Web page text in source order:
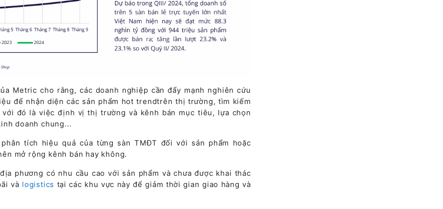
Metric cho rằng, các doanh nghiệp cần đẩy mạnh nghiên cứu
để nhận diện các sản phẩm hot trendtrên thị trường, tìm kiếm
đó là việc định vị thị trường và kênh bán mục tiêu, lựa chọn
doanh chung...
tích hiệu quả của từng sàn TMĐT đối với sản phẩm hoặc
mở rộng kênh bán hay không.
phương có nhu cầu cao với sản phẩm và chưa được khai thác
và logistics tại các khu vực này để giảm thời gian giao hàng và